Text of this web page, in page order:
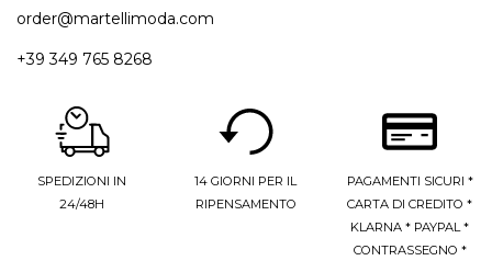
order@martellimoda.com
+39 349 765 8268
SPEDIZIONI IN
24/48H
14 GIORNI PER IL
RIPENSAMENTO
PAGAMENTI SICURI *
CARTA DI CREDITO *
KLARNA * PAYPAL *
CONTRASSEGNO *